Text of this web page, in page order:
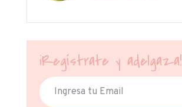
¡Regístrate y adelgaza!